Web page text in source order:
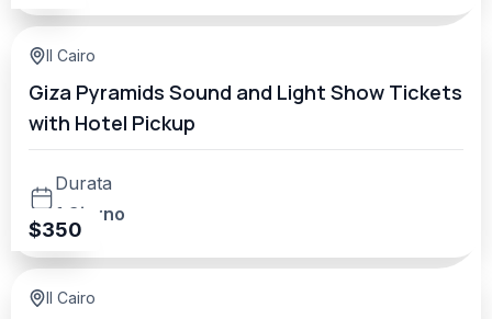
Il Cairo
Giza Pyramids Sound and Light Show Tickets
with Hotel Pickup
Durata
1 Giorno
$350
Il Cairo